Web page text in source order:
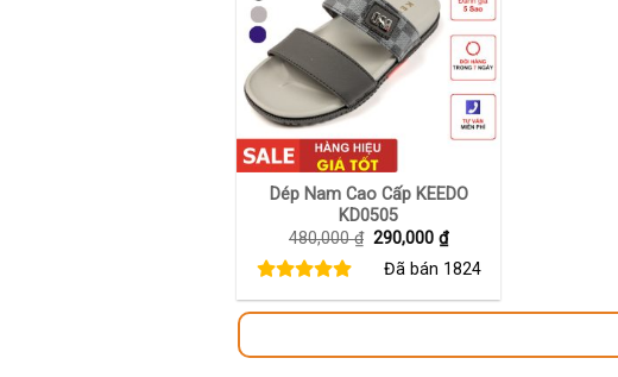
+
Dép Nam Cao Cấp KEEDO
KD0505
480,000₫ Giá
là:
290,000₫Giá
hiện
tại
290,000 ₫.
Đã bán 1824